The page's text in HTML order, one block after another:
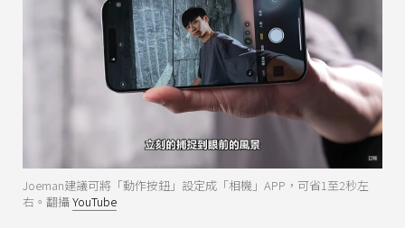
Joeman建議可將「動作按鈕」設定成「相機」APP，可省1至2秒左
右。翻攝YouTube